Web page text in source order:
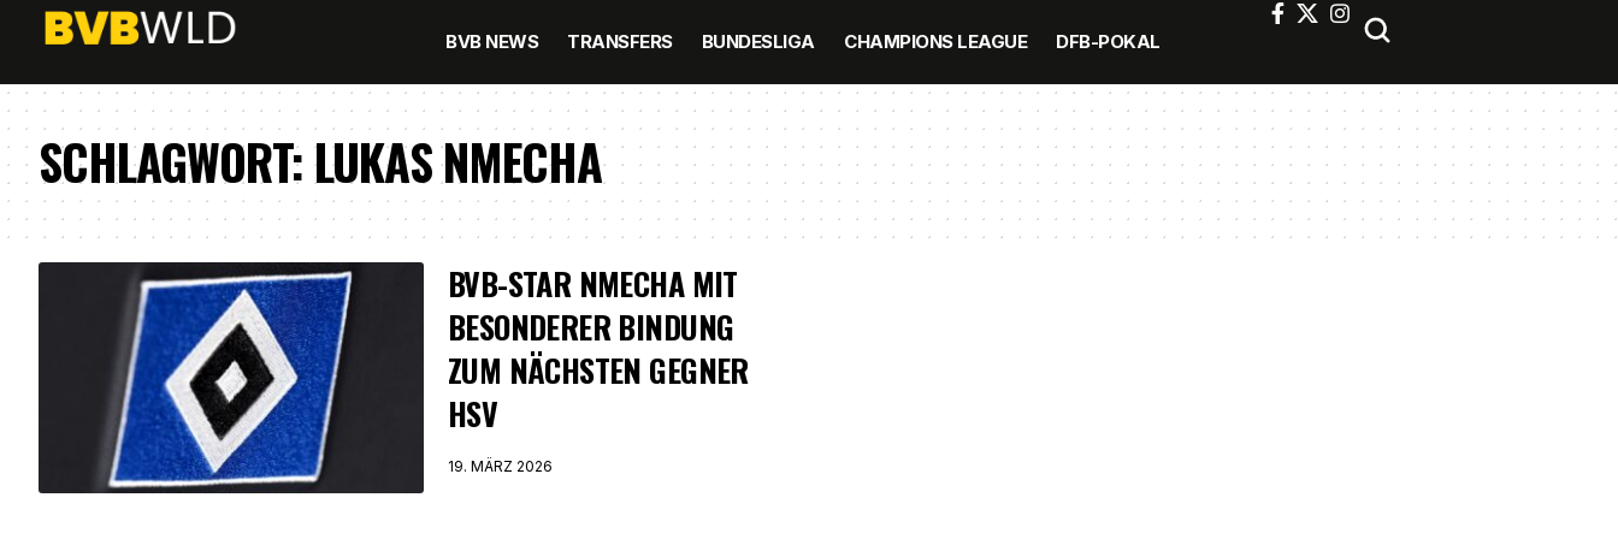
BVB NEWS TRANSFERS BUNDESLIGA CHAMPIONS LEAGUE DFB-POKAL
SCHLAGWORT:LUKAS NMECHA
BVB-STAR NMECHA MIT
BESONDERER BINDUNG
ZUM NÄCHSTEN GEGNER
HSV
19. MÄRZ 2026